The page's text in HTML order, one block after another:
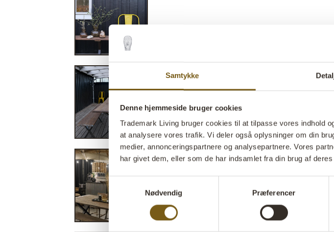
Samtykke
Denne hjemmeside bruger cookies
Trademark Living bruger cookies til at tilpasse vores indhold
at analysere vores trafik. Vi deler også oplysninger om din
medier, annonceringspartnere og analysepartnere. Vores
har givet dem, eller som de har indsamlet fra din brug af
Samtykkevalg
Nødvendig
Præferencer